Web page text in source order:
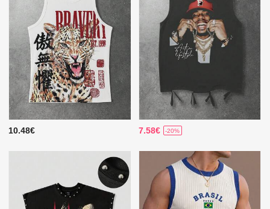
10.48€ 7.58€ -20%